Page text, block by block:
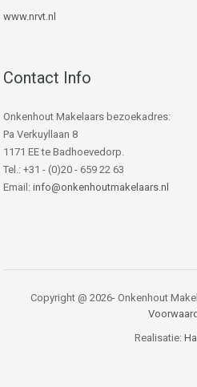
www.nrvt.nl
Contact Info
Onkenhout Makelaars bezoekadres:
Pa Verkuyllaan 8
1171 EE te Badhoevedorp.
Tel.: +31 - (0)20 - 659 22 63
Email: info@onkenhoutmakelaars.nl
Copyright @ 2026- Onkenhout
Realisatie: